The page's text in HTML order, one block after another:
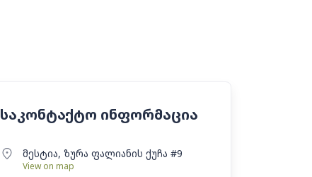
საკონტაქტო ინფორმაცია
მესტია, ზურა ფალიანის ქუჩა #9
View on map